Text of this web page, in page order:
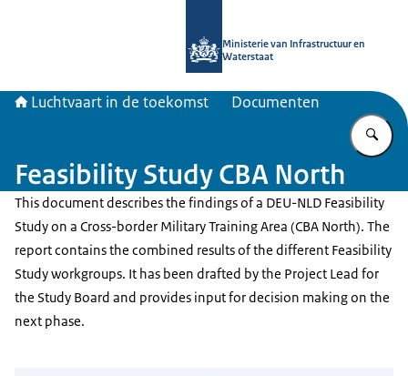
Ministerie van Infrastructuur en
Waterstaat
Luchtvaart in de toekomst Documenten
Feasibility Study CBA North
This document describes the findings of a DEU-NLD Feasibility
Study on a Cross-border Military Training Area (CBA North). The
report contains the combined results of the different Feasibility
Study workgroups. It has been drafted by the Project Lead for
the Study Board and provides input for decision making on the
next phase.